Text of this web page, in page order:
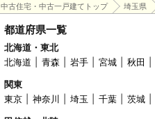
中古住宅・中古一戸建てトップ 埼玉県
都道府県一覧
北海道・東北
北海道
青森 岩手 宮城 秋田
関東
東京
神奈川 埼玉 千葉 茨城